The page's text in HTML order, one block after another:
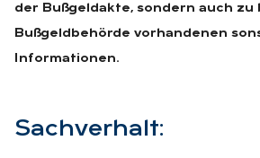
der Bußgeldakte, sondern auch zu
Bußgeldbehörde vorhandenen
Informationen.
Sach­ver­halt: